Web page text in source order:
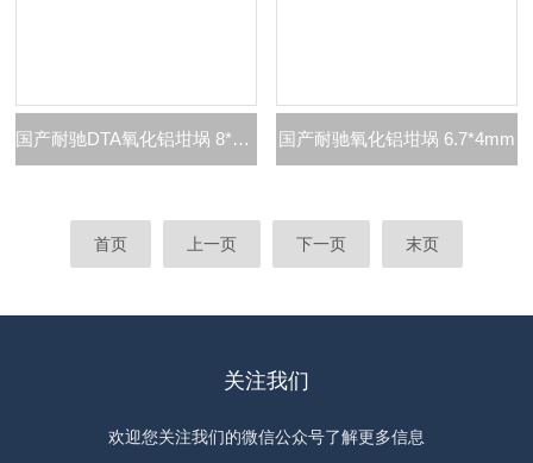
国产耐驰DTA氧化铝坩埚 8*23mm 国产耐驰氧化铝坩埚 6.7*4mm
首页 上一页 下一页 末页
关注我们
欢迎您关注我们的微信公众号了解更多信息